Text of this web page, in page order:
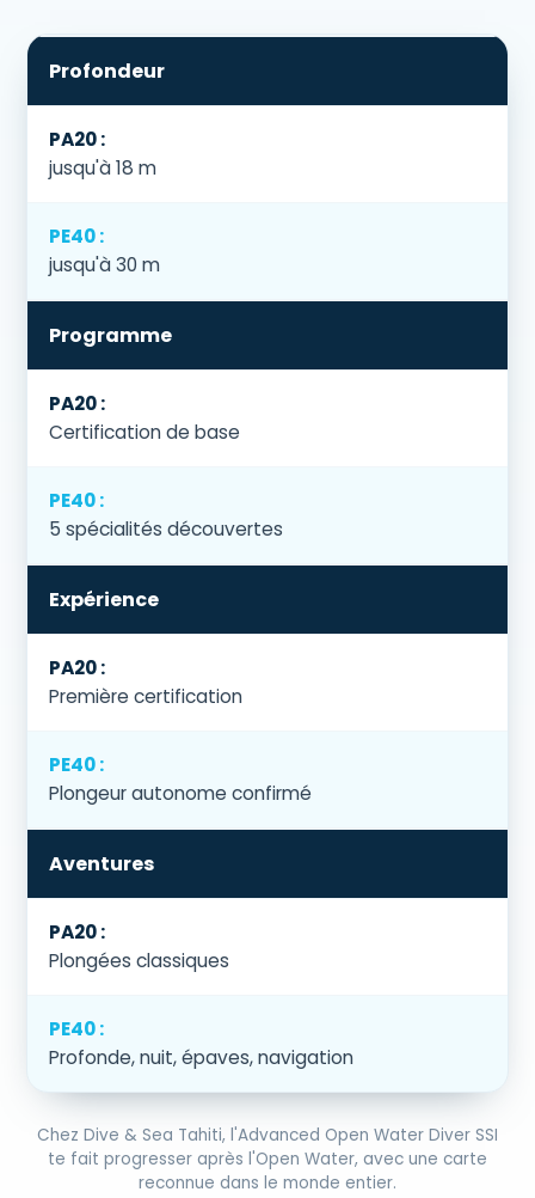
Profondeur
jusqu'à 18 m
jusqu'à 30 m
Programme
Certification de base
5 spécialités découvertes
Expérience
Première certification
Plongeur autonome confirmé
Aventures
Plongées classiques
Profonde, nuit, épaves, navigation
Chez Dive & Sea Tahiti, l'Advanced Open Water Diver SSI
te fait progresser après l'Open Water, avec une carte
reconnue dans le monde entier.